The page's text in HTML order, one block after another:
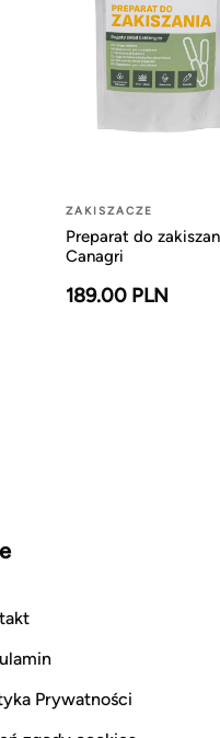
ZAKISZACZE
Preparat do
Canagri
189.00 PLN
Prywatności